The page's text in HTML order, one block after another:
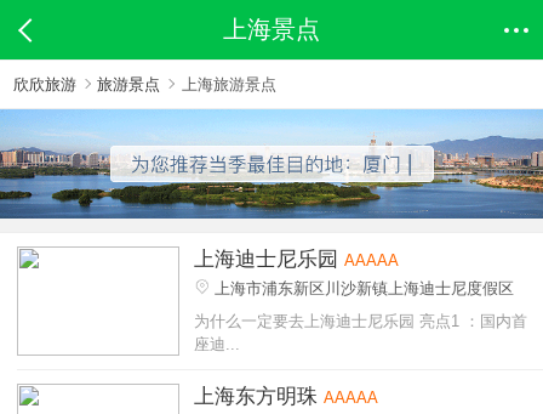
上海景点
欣欣旅游 旅游景点 上海旅游景点
上海迪士尼乐园 AAAAA
上海市浦东新区川沙新镇上海迪士尼度假区
为什么一定要去上海迪士尼乐园 亮点1 ：国内首
座迪...
上海东方明珠 AAAAA